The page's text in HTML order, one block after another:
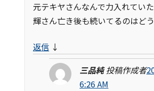
元テキヤさんなんで力入れていた
輝さん亡き後も続いてるのはど
返信 ↓
三品純 投稿作成者
6:26 AM